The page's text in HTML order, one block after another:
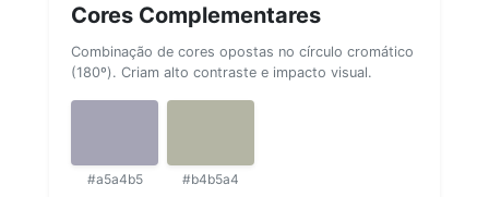
Cores Complementares
Combinação de cores opostas no círculo cromático
(180º). Criam alto contraste e impacto visual.
#a5a4b5 #b4b5a4